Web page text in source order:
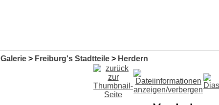
Galerie > Freiburg's Stadtteile > Herdern